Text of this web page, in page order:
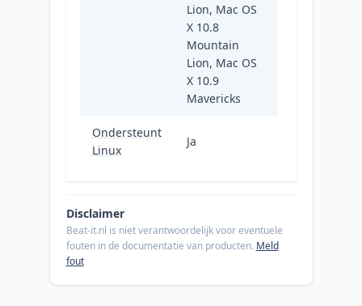
Lion, Mac OS
X 10.8
Mountain
Lion, Mac OS
X 10.9
Mavericks
Ondersteunt
Linux
Ja
Disclaimer
Beat-it.nl is niet verantwoordelijk voor eventuele
fouten in de documentatie van producten. Meld
fout